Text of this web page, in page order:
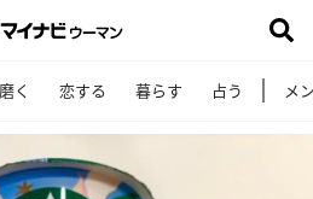
磨く 恋する 暮らす 占う メ